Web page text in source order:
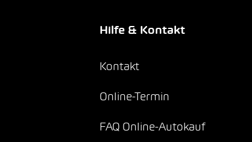
Hilfe & Kontakt
Kontakt
Online-Termin
FAQ Online-Autokauf